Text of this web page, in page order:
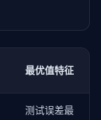
最优值特征
测试误差最